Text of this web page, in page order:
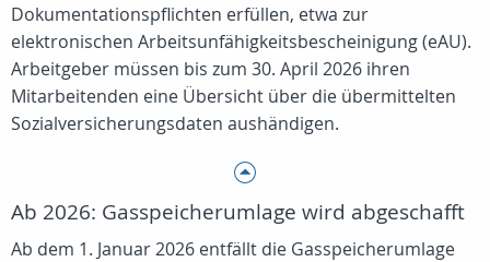
Dokumentationspflichten erfüllen, etwa zur
elektronischen Arbeitsunfähigkeitsbescheinigung (eAU).
Arbeitgeber müssen bis zum 30. April 2026 ihren
Mitarbeitenden eine Übersicht über die übermittelten
Sozialversicherungsdaten aushändigen.
Ab 2026: Gasspeicherumlage wird abgeschafft
Ab dem 1. Januar 2026 entfällt die Gasspeicherumlage